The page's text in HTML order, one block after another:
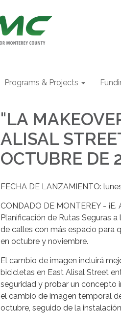
Programs & Projects
"LA
ALISAL
OCTUBRE DE
FECHA DE LANZAMIENTO:
CONDADO DE MONTEREY -
Planificación de Rutas Seguras
de calles con más espacio para
en octubre y noviembre.
El cambio de imagen incluirá
bicicletas en East Alisal Street
seguridad y probar un concepto
el cambio de imagen temporal
octubre, seguido de la